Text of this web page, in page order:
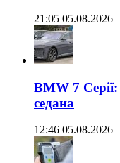
21:05 05.08.2026
BMW 7
седана
12:46 05.08.2026